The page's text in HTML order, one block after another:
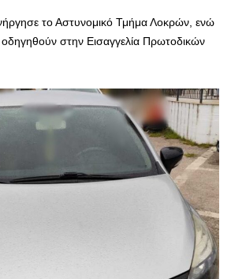
το Αστυνομικό Τμήμα Λοκρών, ενώ
στην Εισαγγελία Πρωτοδικών